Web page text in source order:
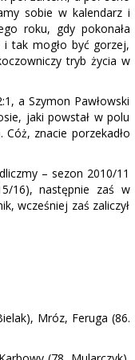
sobie w kalendarz i
roku, gdy pokonała
tak mogło być gorzej,
tryb życia w
a Szymon Pawłowski
jaki powstał w polu
Cóż, znacie porzekadło
– sezon 2010/11
16), następnie zaś w
wcześniej zaś zaliczył
Mróz, Feruga (86.